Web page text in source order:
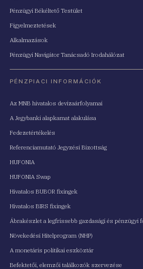
Pénzügyi Békéltető Testület
Figyelmeztetések
Alkalmazások
Pénzügyi Navigátor Tanácsadó Irodahálózat
PÉNZPIACI INFORMÁCIÓK
Az MNB hivatalos devizaárfolyamai
A Jegybanki alapkamat alakulása
Fedezetértékelés
Referenciamutató Jegyzési Bizottság
HUFONIA
HUFONIA Swap
Hivatalos BUBOR fixingek
Hivatalos BIRS fixingek
Ábrakészlet a legfrissebb gazdasági és pénzügyi
Növekedési Hitelprogram (NHP)
A monetáris politikai eszköztár
Befektetői, elemzői találkozók szervezése